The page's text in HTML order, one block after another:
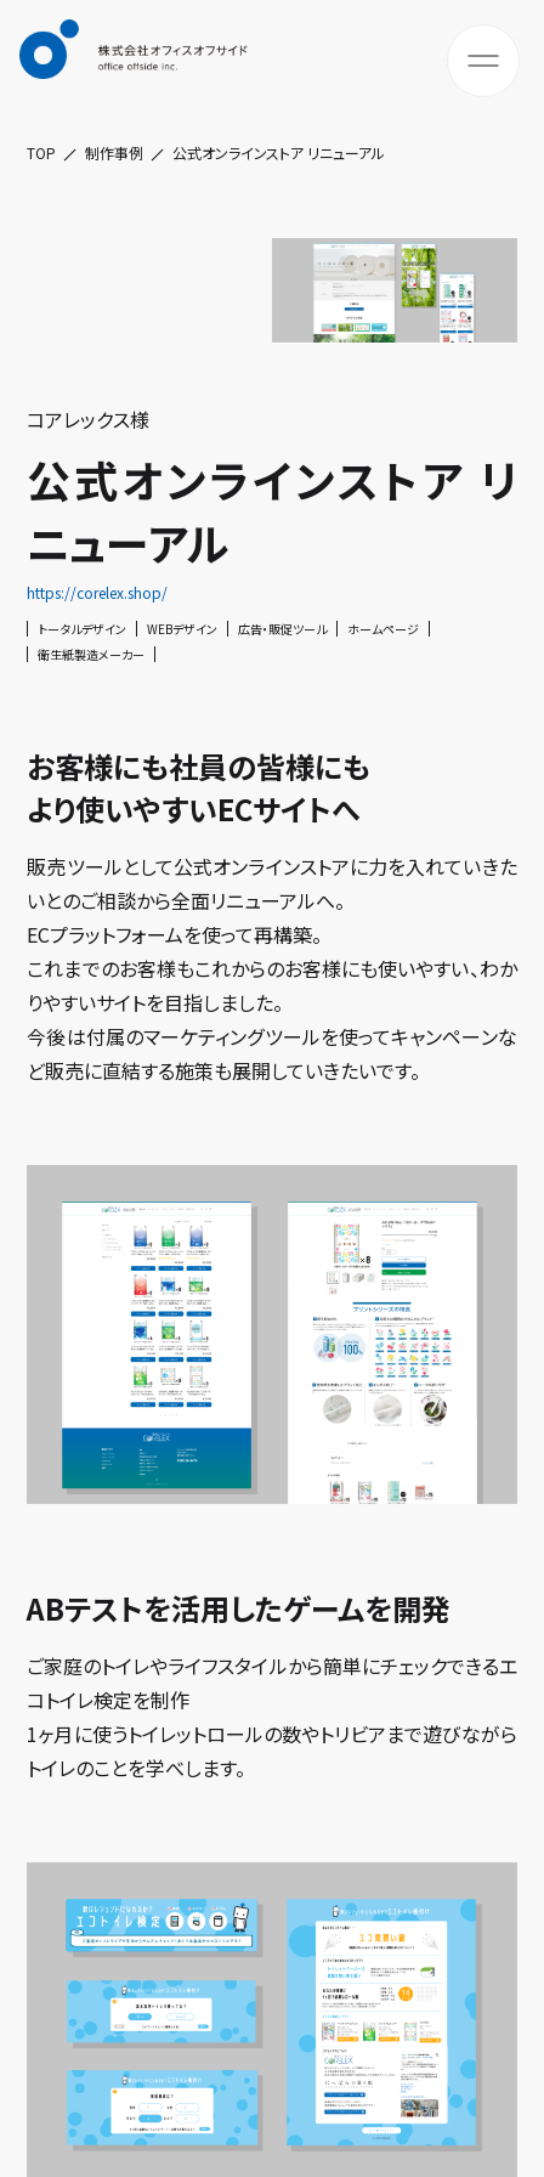
TOP 制作事例 公式オンラインストア リニューアル
コアレックス様
公式オンラインストア リ
ニューアル
https://corelex.shop/
トータルデザイン WEBデザイン 広告・販促ツール
ホームページ
衛生紙製造メーカー
お客様にも社員の皆様にも
より使いやすいECサイトへ
販売ツールとして公式オンラインストアに力を入れていきた
いとのご相談から全面リニューアルへ。
ECプラットフォームを使って再構築。
これまでのお客様もこれからのお客様にも使いやすい、わか
りやすいサイトを目指しました。
今後は付属のマーケティングツールを使ってキャンペーンな
ど販売に直結する施策も展開していきたいです。
ABテストを活用したゲームを開発
ご家庭のトイレやライフスタイルから簡単にチェックできるエ
コトイレ検定を制作
1ヶ月に使うトイレットロールの数やトリビアまで遊びながら
トイレのことを学べします。